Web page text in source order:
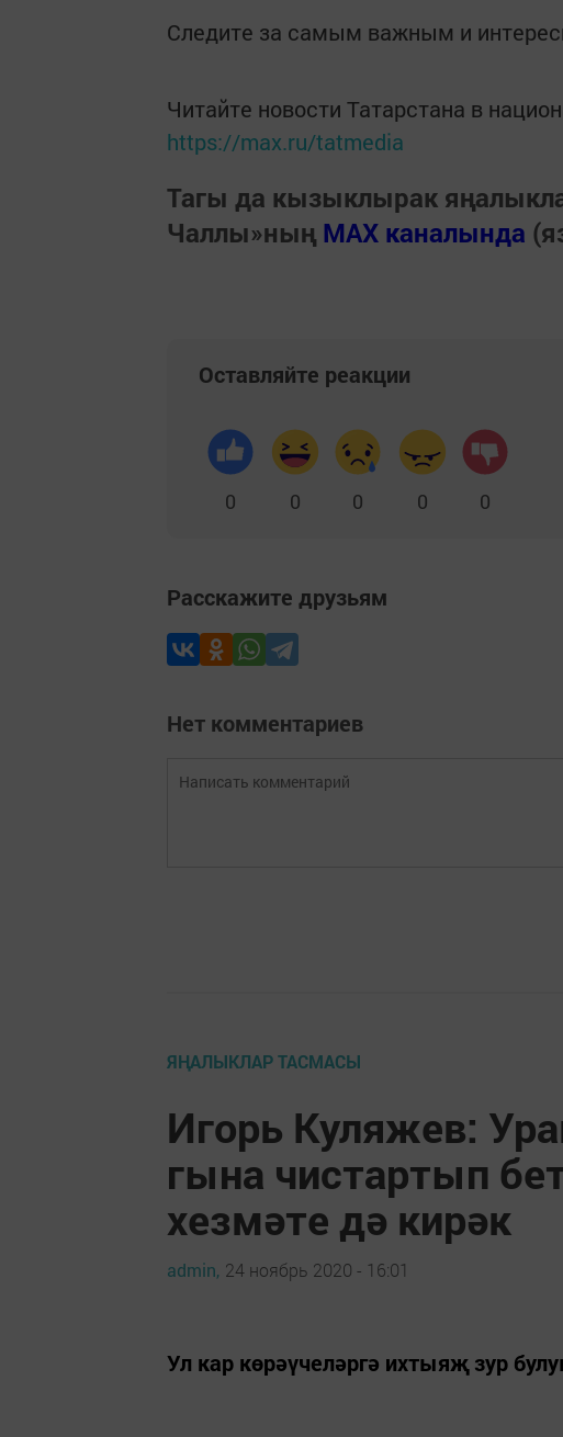
Следите за самым важным и
Читайте новости Татарстана в
https://max.ru/tatmedia
Тагы да кызыклырак
Чаллы»ның MAX каналында
Оставляйте реакции
0 0 0 0 0
Расскажите друзьям
Нет комментариев
ЯҢАЛЫКЛАР ТАСМАСЫ
Игорь Куляжев:
гына чистартып
хезмәте дә кирәк
admin, 24 ноябрь 2020 - 16:01
Ул кар көрәүчеләргә ихтыяҗ зур